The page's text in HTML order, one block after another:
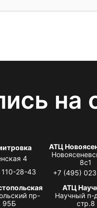
на
4
28-43
АТЦ
8с1
+7 (495)
пр-
95Б
АТЦ
Научный п-
стр.8